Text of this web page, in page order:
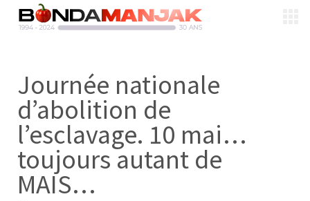
Journée nationale
d’abolition de
l’esclavage. 10 mai…
toujours autant de
MAIS…